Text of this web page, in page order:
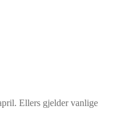
Ellers gjelder vanlige